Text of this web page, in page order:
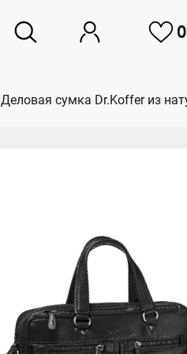
0
Деловая сумка Dr.Koffer из